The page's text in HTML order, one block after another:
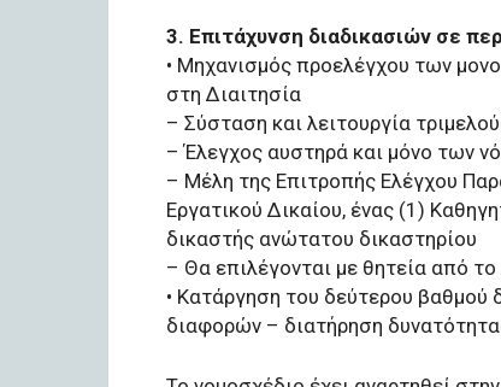
3. Επιτάχυνση διαδικασιών σε
• Μηχανισμός προελέγχου των
στη Διαιτησία
– Σύσταση και λειτουργία
– Έλεγχος αυστηρά και μόνο των
– Μέλη της Επιτροπής Ελέγχου
Εργατικού Δικαίου, ένας (1)
δικαστής ανώτατου δικαστηρίου
– Θα επιλέγονται με θητεία από
• Κατάργηση του δεύτερου βαθμού
διαφορών – διατήρηση